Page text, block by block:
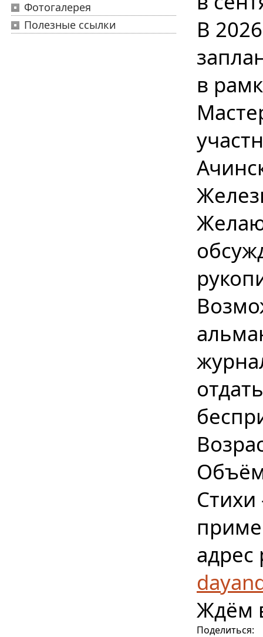
Фотогалерея
Полезные ссылки
В
в
Стихи
адрес
Ждём
Поделиться: